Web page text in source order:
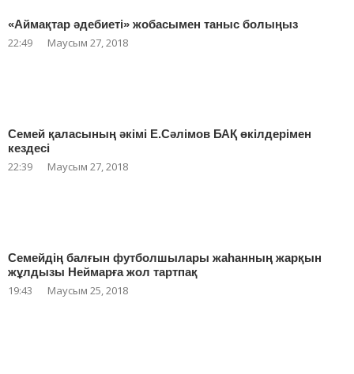
«Аймақтар әдебиеті» жобасымен таныс болыңыз
22:49 Маусым 27, 2018
Семей қаласының әкімі Е.Сәлімов БАҚ өкілдерімен
кездесі
22:39 Маусым 27, 2018
Семейдің балғын футболшылары жаһанның жарқын
жұлдызы Неймарға жол тартпақ
19:43 Маусым 25, 2018